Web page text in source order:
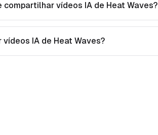
compartilhar vídeos IA de Heat Waves?
vídeos IA de Heat Waves?